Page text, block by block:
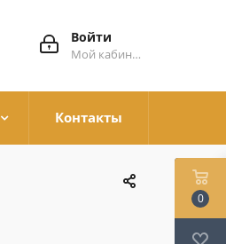
Войти
Мой кабинет
Контакты
0